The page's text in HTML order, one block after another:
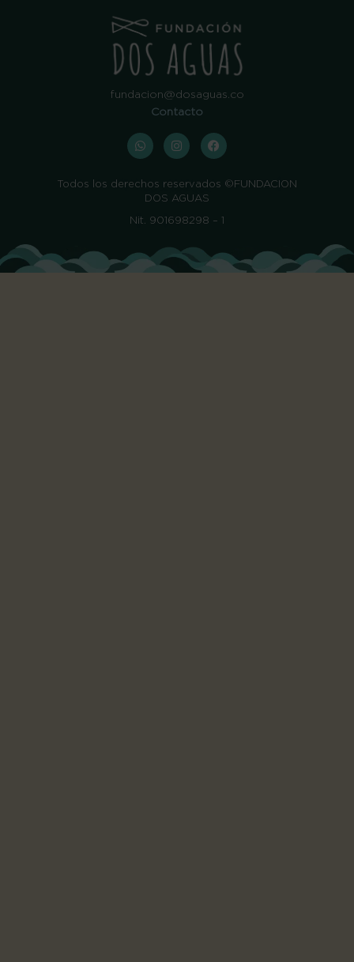
fundacion@dosaguas.co
Contacto
WhatsappInstagramFacebook
Todos los derechos reservados ©FUNDACION
DOS AGUAS
Nit. 901698298 – 1